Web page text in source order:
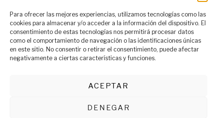
Para ofrecer las mejores experiencias, utilizamos tecnologías como las
cookies para almacenar y/o acceder a la información del dispositivo. El
consentimiento de estas tecnologías nos permitirá procesar datos
como el comportamiento de navegación o las identificaciones únicas
en este sitio. No consentir o retirar el consentimiento, puede afectar
negativamente a ciertas características y funciones.
ACEPTAR
DENEGAR
CULTURA
DEPORTES RELIGIÓN ENTREVISTAS OTROS
Teléfono: 987 64 37 10
Web:www.adelantobanezano.com
Correo:info@adelantobanezano.com
C/ Astorga, 27 – 1º Derecha, 24750 La Bañeza (León)
Nina López Falagán enseña a «Parir sin
miedo»
El cartel de la carrera
esencia de un evento